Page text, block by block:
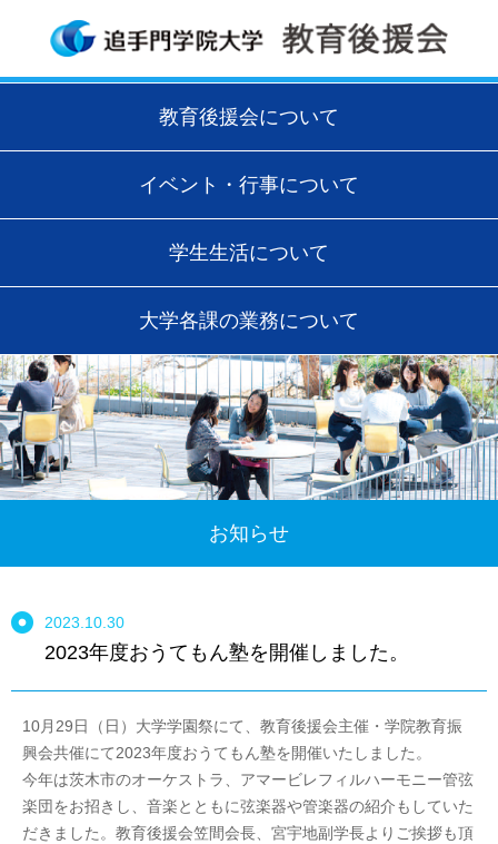
教育後援会について
イベント・行事について
学生生活について
大学各課の業務について
お知らせ
2023.10.30
2023年度おうてもん塾を開催しました。
10月29日（日）大学学園祭にて、教育後援会主催・学院教育振
興会共催にて2023年度おうてもん塾を開催いたしました。
今年は茨木市のオーケストラ、アマービレフィルハーモニー管弦
楽団をお招きし、音楽とともに弦楽器や管楽器の紹介もしていた
だきました。教育後援会笠間会長、宮宇地副学長よりご挨拶も頂